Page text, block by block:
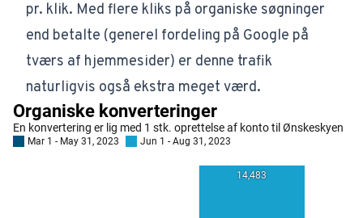
pr. klik. Med flere kliks på organiske søgninger
end betalte (generel fordeling på Google på
tværs af hjemmesider) er denne trafik
naturligvis også ekstra meget værd.